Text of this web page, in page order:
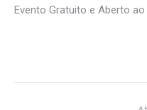
Evento Gratuito e Aberto ao